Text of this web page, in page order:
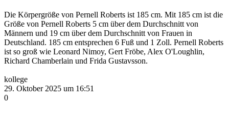
Die Körpergröße von Pernell Roberts ist 185 cm. Mit 185 cm ist die
Größe von Pernell Roberts 5 cm über dem Durchschnitt von
Männern und 19 cm über dem Durchschnitt von Frauen in
Deutschland. 185 cm entsprechen 6 Fuß und 1 Zoll. Pernell Roberts
ist so groß wie Leonard Nimoy, Gert Fröbe, Alex O'Loughlin,
Richard Chamberlain und Frida Gustavsson.
kollege
29. Oktober 2025 um 16:51
0